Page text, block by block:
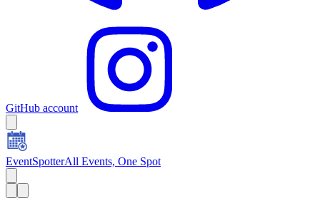
GitHub account
EventSpotterAll Events, One Spot